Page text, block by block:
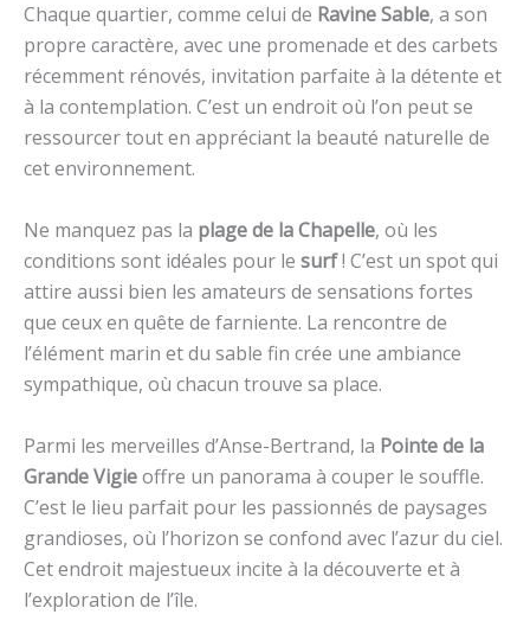
Chaque quartier, comme celui de Ravine Sable, a son
propre caractère, avec une promenade et des carbets
récemment rénovés, invitation parfaite à la détente et
à la contemplation. C’est un endroit où l’on peut se
ressourcer tout en appréciant la beauté naturelle de
cet environnement.
Ne manquez pas la plage de la Chapelle, où les
conditions sont idéales pour le surf! C’est un spot qui
attire aussi bien les amateurs de sensations fortes
que ceux en quête de farniente. La rencontre de
l’élément marin et du sable fin crée une ambiance
sympathique, où chacun trouve sa place.
Parmi les merveilles d’Anse-Bertrand, la Pointe de la
Grande Vigieoffre un panorama à couper le souffle.
C’est le lieu parfait pour les passionnés de paysages
grandioses, où l’horizon se confond avec l’azur du ciel.
Cet endroit majestueux incite à la découverte et à
l’exploration de l’île.